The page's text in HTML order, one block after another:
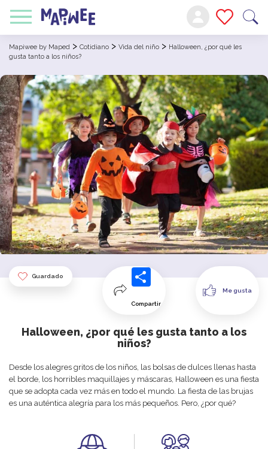
Mapiwee by Maped > Cotidiano > Vida del niño > Halloween, ¿por qué les
gusta tanto a los niños?
Guardado
Compartir
Me gusta
Halloween, ¿por qué les gusta tanto a los
niños?
Desde los alegres gritos de los niños, las bolsas de dulces llenas hasta
el borde, los horribles maquillajes y máscaras, Halloween es una fiesta
que se adopta cada vez más en todo el mundo. La fiesta de las brujas
es una auténtica alegría para los más pequeños. Pero, ¿por qué?